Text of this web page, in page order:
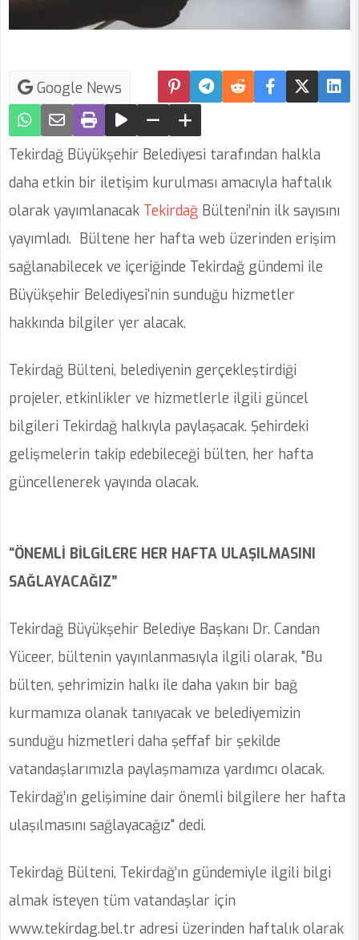
Google News
Tekirdağ Büyükşehir Belediyesi tarafından halkla
daha etkin bir iletişim kurulması amacıyla haftalık
olarak yayımlanacak Tekirdağ Bülteni’nin ilk sayısını
yayımladı. Bültene her hafta web üzerinden erişim
sağlanabilecek ve içeriğinde Tekirdağ gündemi ile
Büyükşehir Belediyesi'nin sunduğu hizmetler
hakkında bilgiler yer alacak.
Tekirdağ Bülteni, belediyenin gerçekleştirdiği
projeler, etkinlikler ve hizmetlerle ilgili güncel
bilgileri Tekirdağ halkıyla paylaşacak. Şehirdeki
gelişmelerin takip edebileceği bülten, her hafta
güncellenerek yayında olacak.
“ÖNEMLİ BİLGİLERE HER HAFTA ULAŞILMASINI
SAĞLAYACAĞIZ”
Tekirdağ Büyükşehir Belediye Başkanı Dr. Candan
Yüceer, bültenin yayınlanmasıyla ilgili olarak, "Bu
bülten, şehrimizin halkı ile daha yakın bir bağ
kurmamıza olanak tanıyacak ve belediyemizin
sunduğu hizmetleri daha şeffaf bir şekilde
vatandaşlarımızla paylaşmamıza yardımcı olacak.
Tekirdağ’ın gelişimine dair önemli bilgilere her hafta
ulaşılmasını sağlayacağız" dedi.
Tekirdağ Bülteni, Tekirdağ’ın gündemiyle ilgili bilgi
almak isteyen tüm vatandaşlar için
www.tekirdag.bel.tr adresi üzerinden haftalık olarak